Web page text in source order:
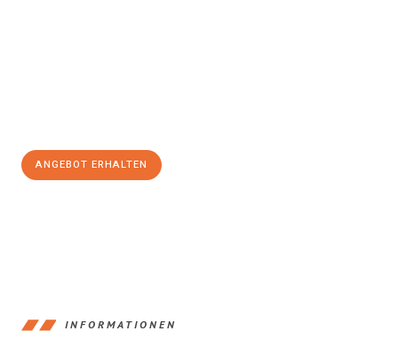
ANGEBOT ERHALTEN
INFORMATIONEN